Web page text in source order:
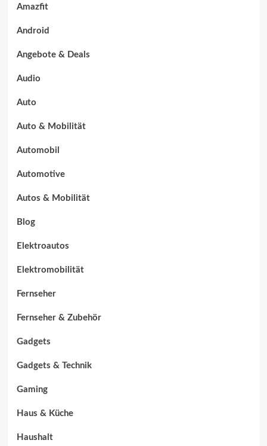
Amazfit
Android
Angebote & Deals
Audio
Auto
Auto & Mobilität
Automobil
Automotive
Autos & Mobilität
Blog
Elektroautos
Elektromobilität
Fernseher
Fernseher & Zubehör
Gadgets
Gadgets & Technik
Gaming
Haus & Küche
Haushalt